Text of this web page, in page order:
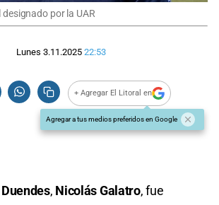
por la UAR
Lunes 3.11.2025 22:53
+ Agregar El Litoral en
Agregar a tus medios preferidos en Google
Duendes, Nicolás Galatro, fue